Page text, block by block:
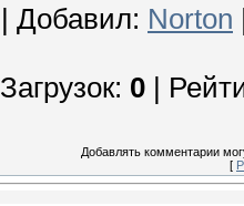
Добавил: Norton
Загрузок: 0
Добавлять комментарии
[